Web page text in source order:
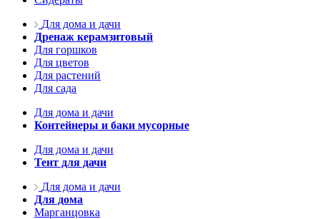
Для дома и дачи
Дренаж керамзитовый
Для горшков
Для цветов
Для растений
Для сада
Для дома и дачи
Контейнеры и баки мусорные
Для дома и дачи
Тент для дачи
Для дома и дачи
Для дома
Марганцовка